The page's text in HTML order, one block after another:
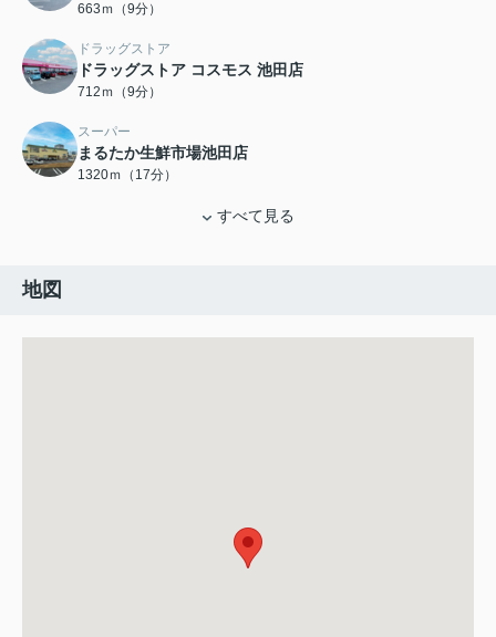
663ｍ（9分）
ドラッグストア
ドラッグストア コスモス 池田店
712ｍ（9分）
スーパー
まるたか生鮮市場池田店
1320ｍ（17分）
すべて見る
地図